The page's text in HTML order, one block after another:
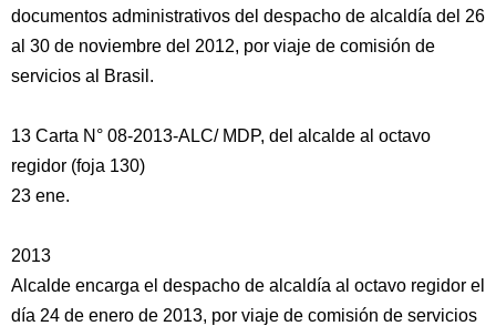
documentos administrativos del despacho de alcaldía del 26
al 30 de noviembre del 2012, por viaje de comisión de
servicios al Brasil.
13 Carta N° 08-2013-ALC/ MDP, del alcalde al octavo
regidor (foja 130)
23 ene.
2013
Alcalde encarga el despacho de alcaldía al octavo regidor el
día 24 de enero de 2013, por viaje de comisión de servicios